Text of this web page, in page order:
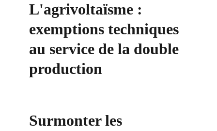
L'agrivoltaïsme :
exemptions techniques
au service de la double
production
Surmonter les